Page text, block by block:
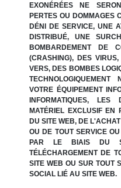
EXONÉRÉES NE
PERTES OU DOMMAGES
DÉNI DE SERVICE, UNE
DISTRIBUÉ, UNE
BOMBARDEMENT DE
(CRASHING), DES
VERS, DES BOMBES
TECHNOLOGIQUEMENT
VOTRE ÉQUIPEMENT
INFORMATIQUES,
MATÉRIEL EXCLUSIF EN
DU SITE WEB, DE
OU DE TOUT SERVICE
PAR LE BIAIS DU
TÉLÉCHARGEMENT DE
SITE WEB OU SUR TOUT
SOCIAL LIÉ AU SITE WEB.